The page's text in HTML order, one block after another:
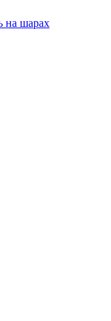
на шарах